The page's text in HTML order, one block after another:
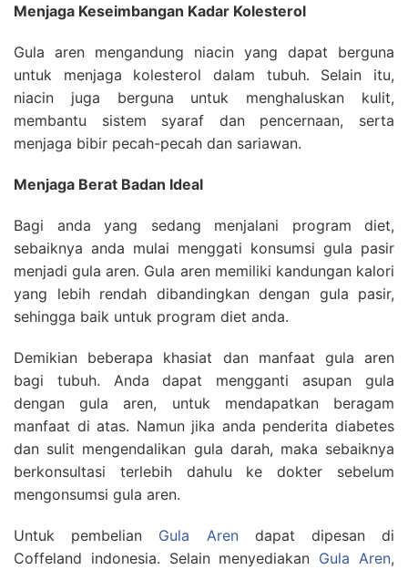
Menjaga Keseimbangan Kadar Kolesterol
Gula aren mengandung niacin yang dapat berguna
untuk menjaga kolesterol dalam tubuh. Selain itu,
niacin juga berguna untuk menghaluskan kulit,
membantu sistem syaraf dan pencernaan, serta
menjaga bibir pecah-pecah dan sariawan.
Menjaga Berat Badan Ideal
Bagi anda yang sedang menjalani program diet,
sebaiknya anda mulai menggati konsumsi gula pasir
menjadi gula aren. Gula aren memiliki kandungan kalori
yang lebih rendah dibandingkan dengan gula pasir,
sehingga baik untuk program diet anda.
Demikian beberapa khasiat dan manfaat gula aren
bagi tubuh. Anda dapat mengganti asupan gula
dengan gula aren, untuk mendapatkan beragam
manfaat di atas. Namun jika anda penderita diabetes
dan sulit mengendalikan gula darah, maka sebaiknya
berkonsultasi terlebih dahulu ke dokter sebelum
mengonsumsi gula aren.
Untuk pembelian Gula Arendapat dipesan di
Coffeland indonesia. Selain menyediakan Gula Aren,